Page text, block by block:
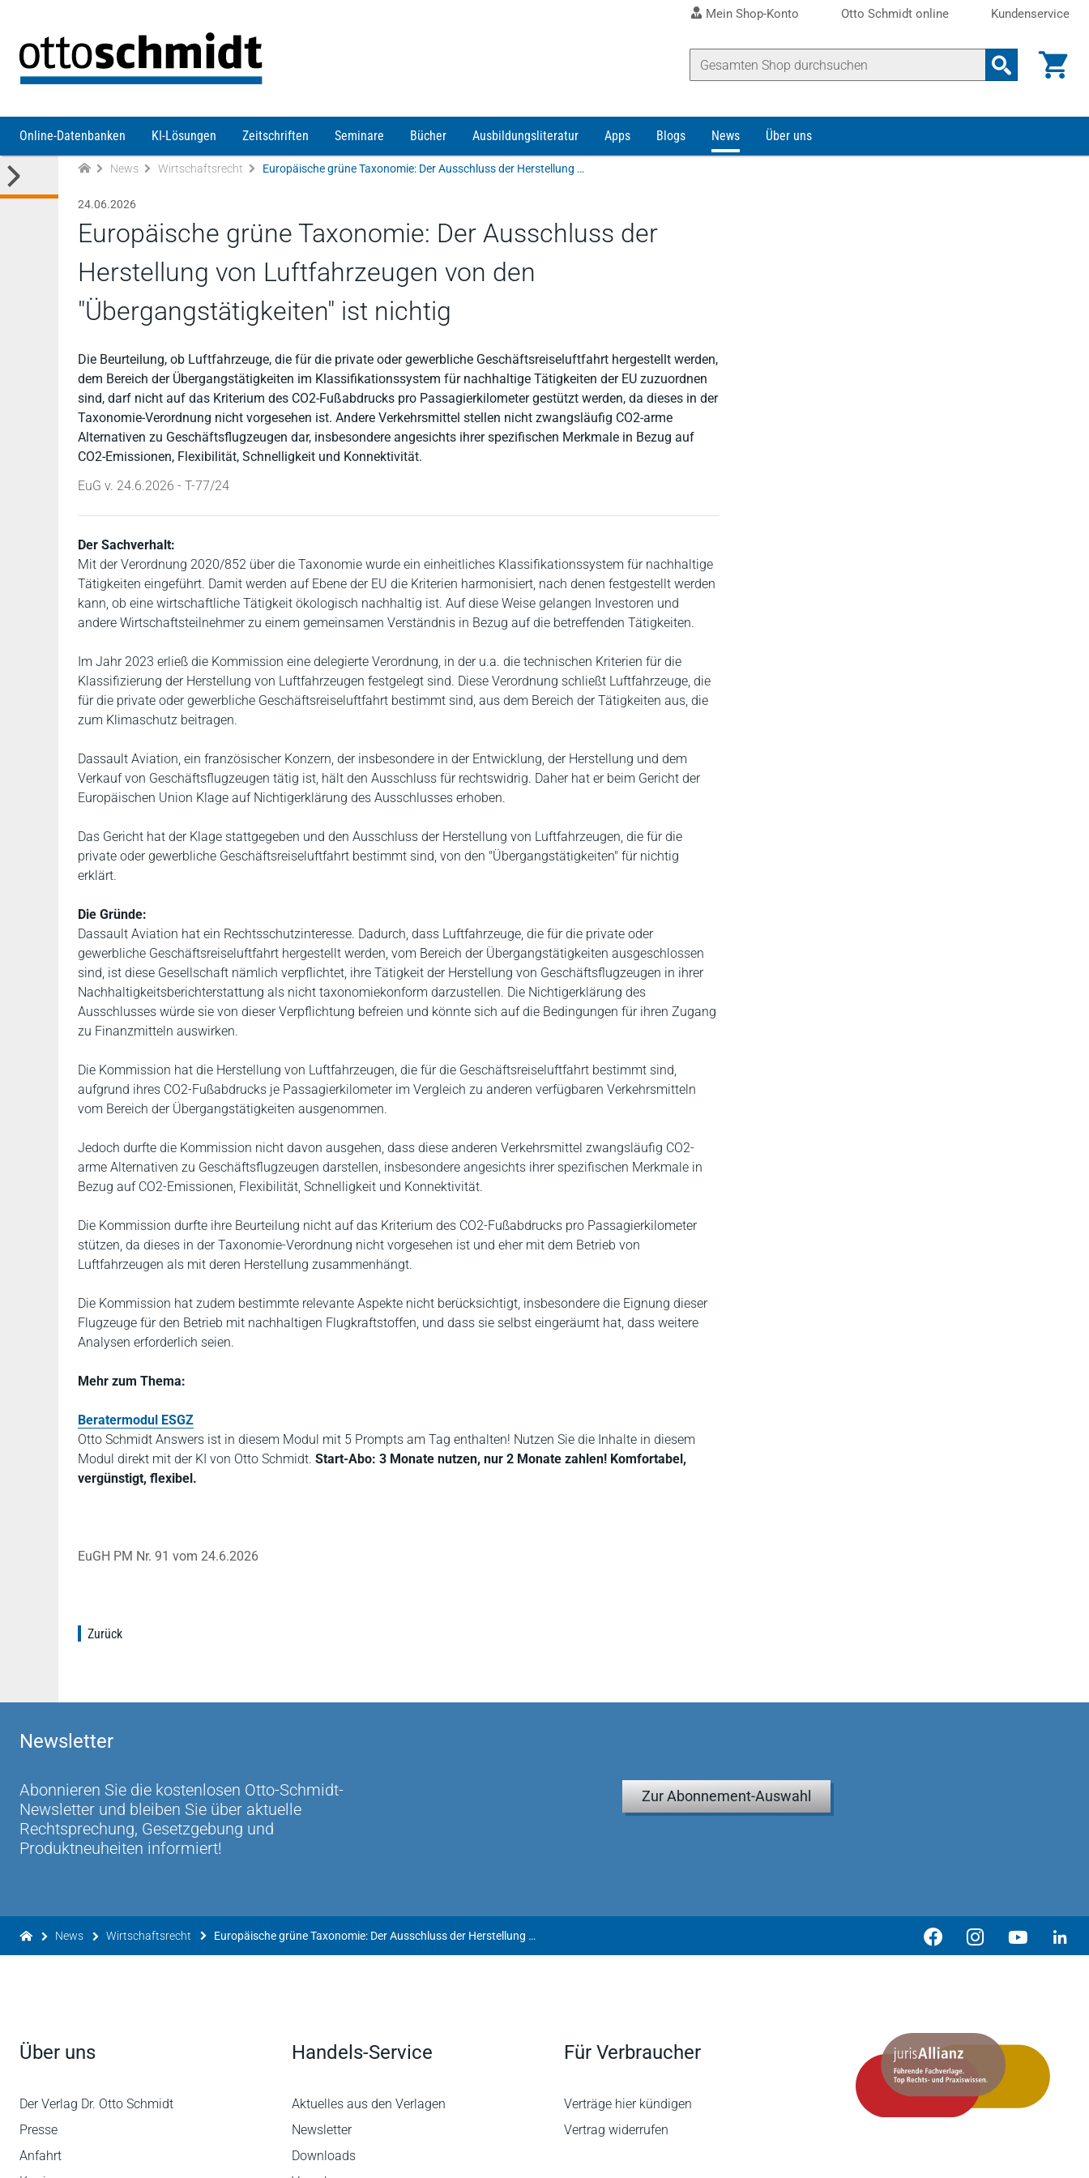
Mein Shop-Konto Otto Schmidt online Kundenservice
Online-Datenbanken KI-Lösungen Zeitschriften Seminare Bücher Ausbildungsliteratur Apps Blogs News Über uns
News Wirtschaftsrecht Europäische grüne Taxonomie: Der Ausschluss der Herstellung von Luftfahrzeugen von den "Übergangstätigkeiten" ist nichtig
24.06.2026
Europäische grüne Taxonomie: Der Ausschluss der
Herstellung von Luftfahrzeugen von den
"Übergangstätigkeiten" ist nichtig
Die Beurteilung, ob Luftfahrzeuge, die für die private oder gewerbliche Geschäftsreiseluftfahrt hergestellt werden,
dem Bereich der Übergangstätigkeiten im Klassifikationssystem für nachhaltige Tätigkeiten der EU zuzuordnen
sind, darf nicht auf das Kriterium des CO2-Fußabdrucks pro Passagierkilometer gestützt werden, da dieses in der
Taxonomie-Verordnung nicht vorgesehen ist. Andere Verkehrsmittel stellen nicht zwangsläufig CO2-arme
Alternativen zu Geschäftsflugzeugen dar, insbesondere angesichts ihrer spezifischen Merkmale in Bezug auf
CO2-Emissionen, Flexibilität, Schnelligkeit und Konnektivität.
EuG v. 24.6.2026 - T-77/24
Der Sachverhalt:
Mit der Verordnung 2020/852 über die Taxonomie wurde ein einheitliches Klassifikationssystem für nachhaltige
Tätigkeiten eingeführt. Damit werden auf Ebene der EU die Kriterien harmonisiert, nach denen festgestellt werden
kann, ob eine wirtschaftliche Tätigkeit ökologisch nachhaltig ist. Auf diese Weise gelangen Investoren und
andere Wirtschaftsteilnehmer zu einem gemeinsamen Verständnis in Bezug auf die betreffenden Tätigkeiten.
Im Jahr 2023 erließ die Kommission eine delegierte Verordnung, in der u.a. die technischen Kriterien für die
Klassifizierung der Herstellung von Luftfahrzeugen festgelegt sind. Diese Verordnung schließt Luftfahrzeuge, die
für die private oder gewerbliche Geschäftsreiseluftfahrt bestimmt sind, aus dem Bereich der Tätigkeiten aus, die
zum Klimaschutz beitragen.
Dassault Aviation, ein französischer Konzern, der insbesondere in der Entwicklung, der Herstellung und dem
Verkauf von Geschäftsflugzeugen tätig ist, hält den Ausschluss für rechtswidrig. Daher hat er beim Gericht der
Europäischen Union Klage auf Nichtigerklärung des Ausschlusses erhoben.
Das Gericht hat der Klage stattgegeben und den Ausschluss der Herstellung von Luftfahrzeugen, die für die
private oder gewerbliche Geschäftsreiseluftfahrt bestimmt sind, von den "Übergangstätigkeiten" für nichtig
erklärt.
Die Gründe:
Dassault Aviation hat ein Rechtsschutzinteresse. Dadurch, dass Luftfahrzeuge, die für die private oder
gewerbliche Geschäftsreiseluftfahrt hergestellt werden, vom Bereich der Übergangstätigkeiten ausgeschlossen
sind, ist diese Gesellschaft nämlich verpflichtet, ihre Tätigkeit der Herstellung von Geschäftsflugzeugen in ihrer
Nachhaltigkeitsberichterstattung als nicht taxonomiekonform darzustellen. Die Nichtigerklärung des
Ausschlusses würde sie von dieser Verpflichtung befreien und könnte sich auf die Bedingungen für ihren Zugang
zu Finanzmitteln auswirken.
Die Kommission hat die Herstellung von Luftfahrzeugen, die für die Geschäftsreiseluftfahrt bestimmt sind,
aufgrund ihres CO2-Fußabdrucks je Passagierkilometer im Vergleich zu anderen verfügbaren Verkehrsmitteln
vom Bereich der Übergangstätigkeiten ausgenommen.
Jedoch durfte die Kommission nicht davon ausgehen, dass diese anderen Verkehrsmittel zwangsläufig CO2-
arme Alternativen zu Geschäftsflugzeugen darstellen, insbesondere angesichts ihrer spezifischen Merkmale in
Bezug auf CO2-Emissionen, Flexibilität, Schnelligkeit und Konnektivität.
Die Kommission durfte ihre Beurteilung nicht auf das Kriterium des CO2-Fußabdrucks pro Passagierkilometer
stützen, da dieses in der Taxonomie-Verordnung nicht vorgesehen ist und eher mit dem Betrieb von
Luftfahrzeugen als mit deren Herstellung zusammenhängt.
Die Kommission hat zudem bestimmte relevante Aspekte nicht berücksichtigt, insbesondere die Eignung dieser
Flugzeuge für den Betrieb mit nachhaltigen Flugkraftstoffen, und dass sie selbst eingeräumt hat, dass weitere
Analysen erforderlich seien.
Mehr zum Thema:
Beratermodul ESGZ
Otto Schmidt Answers ist in diesem Modul mit 5 Prompts am Tag enthalten! Nutzen Sie die Inhalte in diesem
Modul direkt mit der KI von Otto Schmidt. Start-Abo: 3 Monate nutzen, nur 2 Monate zahlen! Komfortabel,
vergünstigt, flexibel.
EuGH PM Nr. 91 vom 24.6.2026
Zurück
Newsletter
Abonnieren Sie die kostenlosen Otto-Schmidt-
Newsletter und bleiben Sie über aktuelle
Rechtsprechung, Gesetzgebung und
Produktneuheiten informiert!
Zur Abonnement-Auswahl
News Wirtschaftsrecht Europäische grüne Taxonomie: Der Ausschluss der Herstellung von Luftfahrzeugen von den "Übergangstätigkeiten" ist nichtig
Über uns
Der Verlag Dr. Otto Schmidt
Presse
Anfahrt
Handels-Service
Aktuelles aus den Verlagen
Newsletter
Downloads
Für Verbraucher
Verträge hier kündigen
Vertrag widerrufen